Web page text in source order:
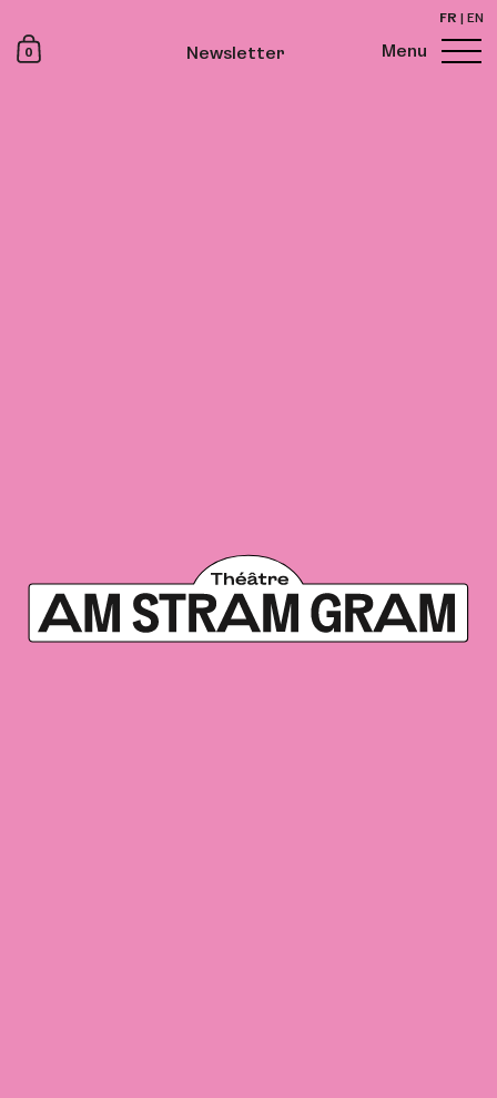
0 Newsletter Menu
FR EN